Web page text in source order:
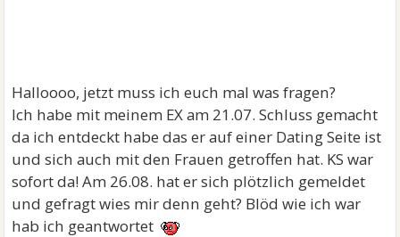
Halloooo, jetzt muss ich euch mal was fragen?
Ich habe mit meinem EX am 21.07. Schluss gemacht
da ich entdeckt habe das er auf einer Dating Seite ist
und sich auch mit den Frauen getroffen hat. KS war
sofort da! Am 26.08. hat er sich plötzlich gemeldet
und gefragt wies mir denn geht? Blöd wie ich war
hab ich geantwortet